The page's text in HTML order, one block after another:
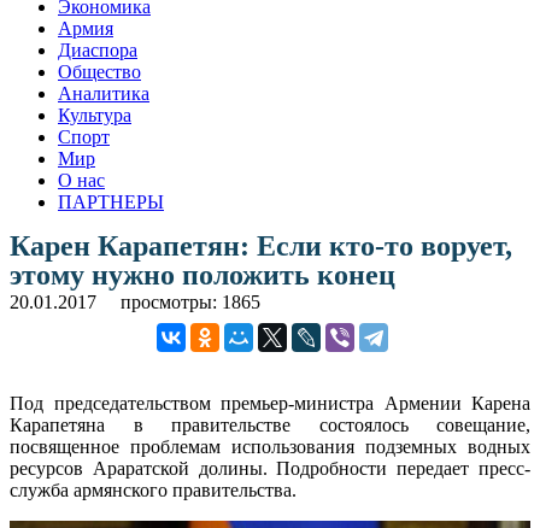
Экономика
Армия
Диаспора
Общество
Аналитика
Культура
Спорт
Мир
О нас
ПАРТНЕРЫ
Карен Карапетян: Если кто-то ворует,
этому нужно положить конец
20.01.2017 просмотры: 1865
Под председательством премьер-министра Армении Карена
Карапетяна в правительстве состоялось совещание,
посвященное проблемам использования подземных водных
ресурсов Араратской долины. Подробности передает пресс-
служба армянского правительства.